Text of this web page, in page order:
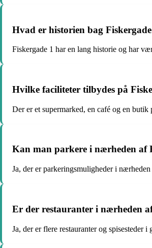
Hvad er historien bag
Fiskergade 1 har en lang historie og har
Hvilke faciliteter tilbydes på
Der er et supermarked, en café og en butik
Kan man parkere i nærheden af
Ja, der er parkeringsmuligheder i
Er der restauranter i nærheden
Ja, der er flere restauranter og spisesteder i